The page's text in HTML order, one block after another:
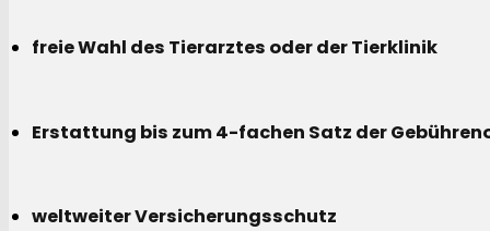
freie Wahl des Tierarztes oder der Tierklinik
Erstattung bis zum 4-fachen Satz der
weltweiter Versicherungsschutz